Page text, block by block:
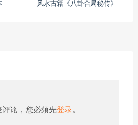
风水古籍《八卦合局秘传》
评论，您必须先登录。